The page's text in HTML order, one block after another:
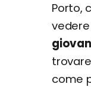
Porto,
come